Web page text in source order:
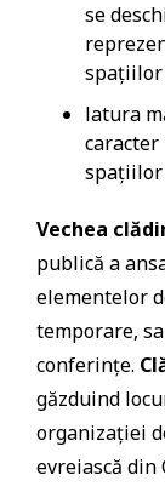
se
spațiilor
latura
spațiilor
Vechea
publică a
elementelor
temporare,
conferințe.
găzduind
organizației
evreiască din